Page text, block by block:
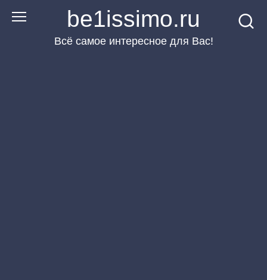
Перейти
be1issimo.ru
Всё самое интересное для Вас!